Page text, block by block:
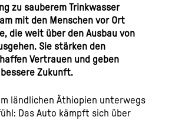
zu sauberem Trinkwasser
mit den Menschen vor Ort
die weit über den Ausbau von
Sie stärken den
Vertrauen und geben
Zukunft.
ländlichen Äthiopien unterwegs
Das Auto kämpft sich über